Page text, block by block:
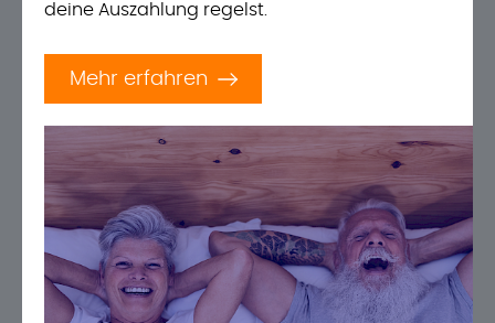
deine Auszahlung regelst.
Mehr erfahren